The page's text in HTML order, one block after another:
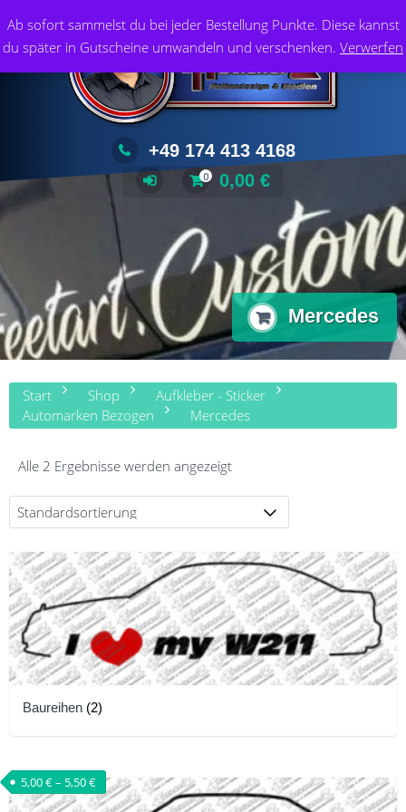
Ab sofort sammelst du bei jeder Bestellung Punkte. Diese kannst
du später in Gutscheine umwandeln und verschenken. Verwerfen
Inhalt
springen
+49 174 413 4168
0 0,00 €
Mercedes
Start Shop
Aufkleber - Sticker
Automarken Bezogen
Mercedes
Alle 2 Ergebnisse werden angezeigt
Baureihen (2)
5,00€– 5,50€